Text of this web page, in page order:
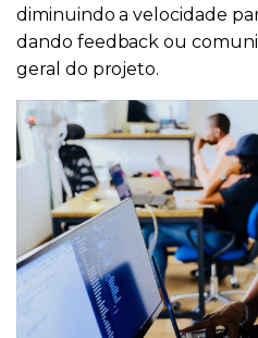
diminuindo a velocidade
dando feedback ou
geral do projeto.